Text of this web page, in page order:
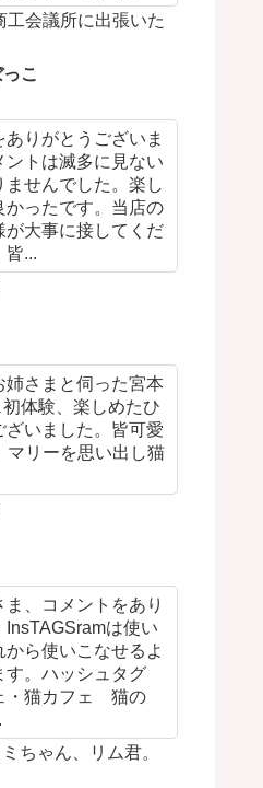
会議所に出張いた
こ
りがとうございま
ントは滅多に見ない
せんでした。楽し
ったです。当店の
大事に接してくだ
皆...
姉さまと伺った宮本
体験、楽しめたひ
ざいました。皆可愛
マリーを思い出し猫
、コメントをあり
は使い
ら使いこなせるよ
す。ハッシュタグ
・猫カフェ 猫の
ちゃん、リム君。